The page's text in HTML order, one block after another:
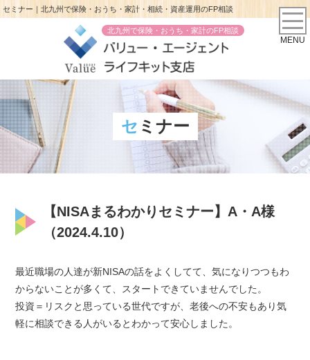
セミナー｜北九州で保険・おうち・家計・相続・資産運用のFP相談
北九州で保険・おうち・家計のFP相談
MENU
セミナー
【NISAまるわかりセミナー】A・A様
（2024.4.10）
最近職場の人達が新NISAの話をよくしてて、気になりつつもわ
からないことが多くて、スタートできていませんでした。
投資＝リスクと思っている世代ですが、老後への不安もあり気
軽に相談できる人がいるとわかって安心しました。